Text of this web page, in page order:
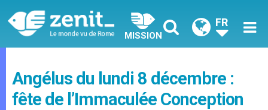
MISSION
FR
Angélus du lundi 8 décembre :
fête de l’Immaculée Conception